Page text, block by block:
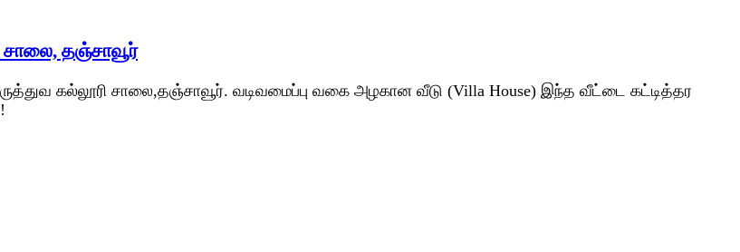
தஞ்சாவூர்
கல்லூரி சாலை,தஞ்சாவூர். வடிவமைப்பு வகை அழகான வீடு (Villa House) இந்த வீட்டை கட்டித்தர